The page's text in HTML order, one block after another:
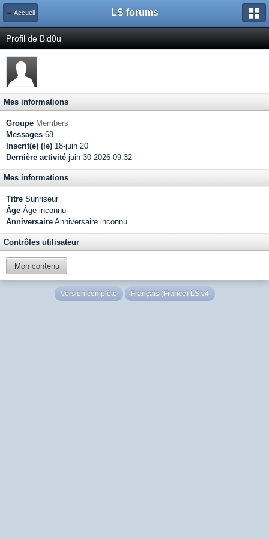
← Accueil LS forums
Profil de Bid0u
Mes informations
Groupe Members
Messages 68
Inscrit(e) (le) 18-juin 20
Dernière activité juin 30 2026 09:32
Mes informations
Titre Sunriseur
Âge Âge inconnu
Anniversaire Anniversaire inconnu
Contrôles utilisateur
Mon contenu
Version complète Français (France) LS v4